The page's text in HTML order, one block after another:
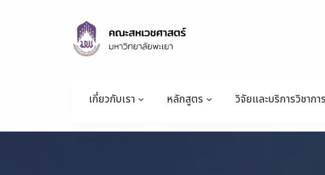
เกี่ยวกับเรา หลักสูตร วิจัยและบริการวิชาการ